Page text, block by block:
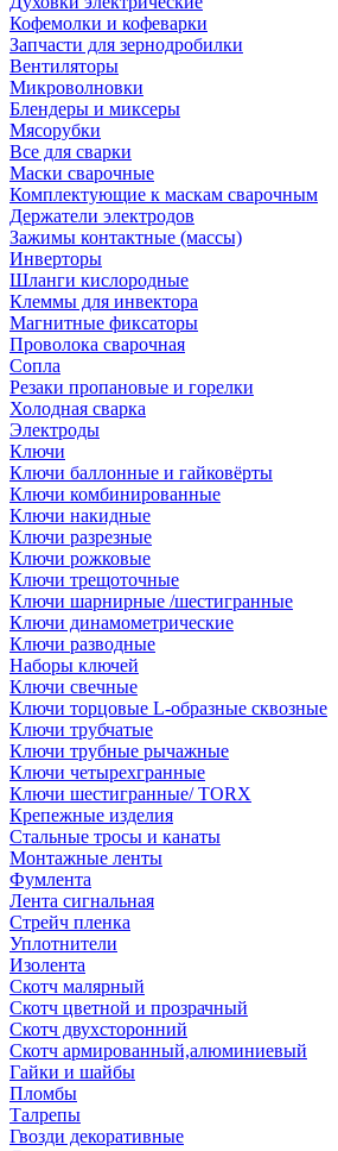
Кофемолки и кофеварки
Запчасти для зернодробилки
Вентиляторы
Микроволновки
Блендеры и миксеры
Мясорубки
Все для сварки
Маски сварочные
Комплектующие к маскам сварочным
Держатели электродов
Зажимы контактные (массы)
Инверторы
Шланги кислородные
Клеммы для инвектора
Магнитные фиксаторы
Проволока сварочная
Сопла
Резаки пропановые и горелки
Холодная сварка
Электроды
Ключи
Ключи баллонные и гайковёрты
Ключи комбинированные
Ключи накидные
Ключи разрезные
Ключи рожковые
Ключи трещоточные
Ключи шарнирные /шестигранные
Ключи динамометрические
Ключи разводные
Наборы ключей
Ключи свечные
Ключи торцовые L-образные сквозные
Ключи трубчатые
Ключи трубные рычажные
Ключи четырехгранные
Ключи шестигранные/ TORX
Крепежные изделия
Стальные тросы и канаты
Монтажные ленты
Фумлента
Лента сигнальная
Стрейч пленка
Уплотнители
Изолента
Скотч малярный
Скотч цветной и прозрачный
Скотч двухсторонний
Скотч армированный,алюминиевый
Гайки и шайбы
Пломбы
Талрепы
Гвозди декоративные